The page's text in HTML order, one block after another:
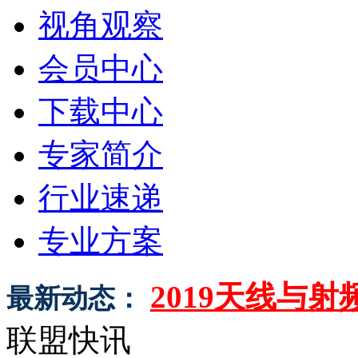
视角观察
会员中心
下载中心
专家简介
行业速递
专业方案
最新动态：
2019天线与射
联盟快讯